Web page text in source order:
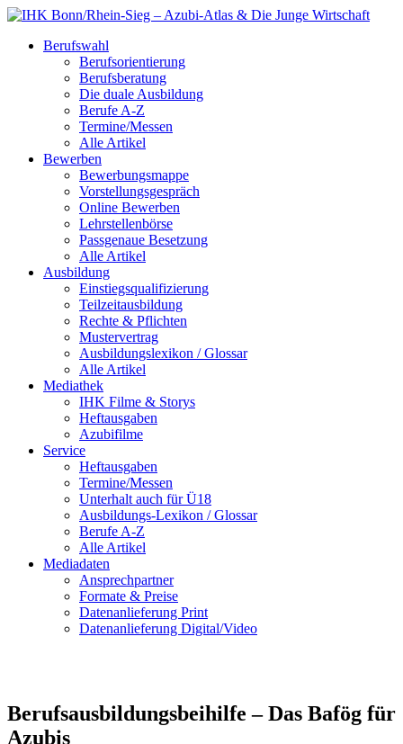
Berufswahl
Berufsorientierung
Berufsberatung
Die duale Ausbildung
Berufe A-Z
Termine/Messen
Alle Artikel
Bewerben
Bewerbungsmappe
Vorstellungsgespräch
Online Bewerben
Lehrstellenbörse
Passgenaue Besetzung
Alle Artikel
Ausbildung
Einstiegsqualifizierung
Teilzeitausbildung
Rechte & Pflichten
Mustervertrag
Ausbildungslexikon / Glossar
Alle Artikel
Mediathek
IHK Filme & Storys
Heftausgaben
Azubifilme
Service
Heftausgaben
Termine/Messen
Unterhalt auch für Ü18
Ausbildungs-Lexikon / Glossar
Berufe A-Z
Alle Artikel
Mediadaten
Ansprechpartner
Formate & Preise
Datenanlieferung Print
Datenanlieferung Digital/Video
Berufsausbildungsbeihilfe – Das Bafög für
Azubis